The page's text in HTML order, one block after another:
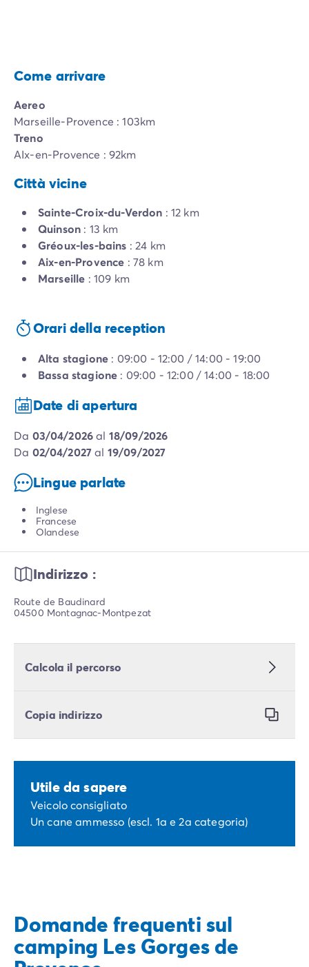
Come arrivare
Aereo
Marseille-Provence : 103km
Treno
AIx-en-Provence : 92km
Città vicine
Sainte-Croix-du-Verdon : 12 km
Quinson : 13 km
Gréoux-les-bains : 24 km
Aix-en-Provence : 78 km
Marseille : 109 km
Orari della reception
Alta stagione : 09:00 - 12:00 / 14:00 - 19:00
Bassa stagione : 09:00 - 12:00 / 14:00 - 18:00
Date di apertura
da 03/04/2026al 18/09/2026
da 02/04/2027al 19/09/2027
Lingue parlate
Inglese
Francese
Olandese
Indirizzo :
Route de Baudinard
04500 Montagnac-Montpezat
Calcola il percorso
Copia indirizzo
Utile da sapere
Veicolo consigliato
Un cane ammesso (escl. 1a e 2a categoria)
Domande frequenti sul
camping Les Gorges de